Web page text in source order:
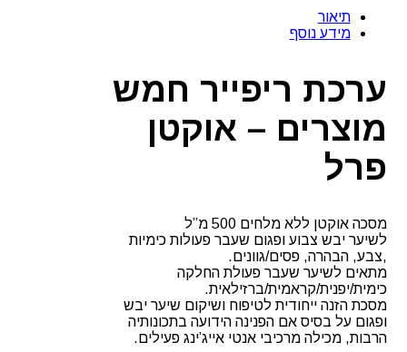
תיאור
מידע נוסף
ערכת ריפייר חמש
מוצרים – אוקטן
פרל
מסכה אוקטן ללא מלחים 500 מ”ל
לשיער יבש צבוע ופגום שעבר פעולות כימיות
,צבע, הבהרה, פסים/גוונים.
מתאים לשיער שעבר פעולת החלקה
כימית/יפנית/קראמית/ברזילאית.
מסכת הזנה ייחודית לטיפוח ושיקום שיער יבש
ופגום על בסיס אם הפנינה הידועה בתכונותיה
הרבות, מכילה מרכיבי אנטי אייג’ינג פעילים.